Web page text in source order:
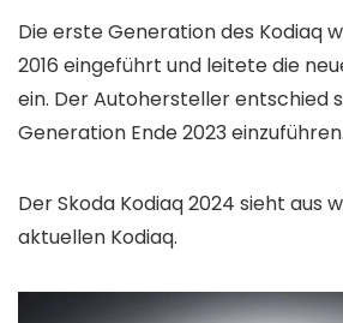
Die erste Generation des Kodiaq
2016 eingeführt und leitete die
ein. Der Autohersteller entschied
Generation Ende 2023 einzuführen.
Der Skoda Kodiaq 2024 sieht aus
aktuellen Kodiaq.